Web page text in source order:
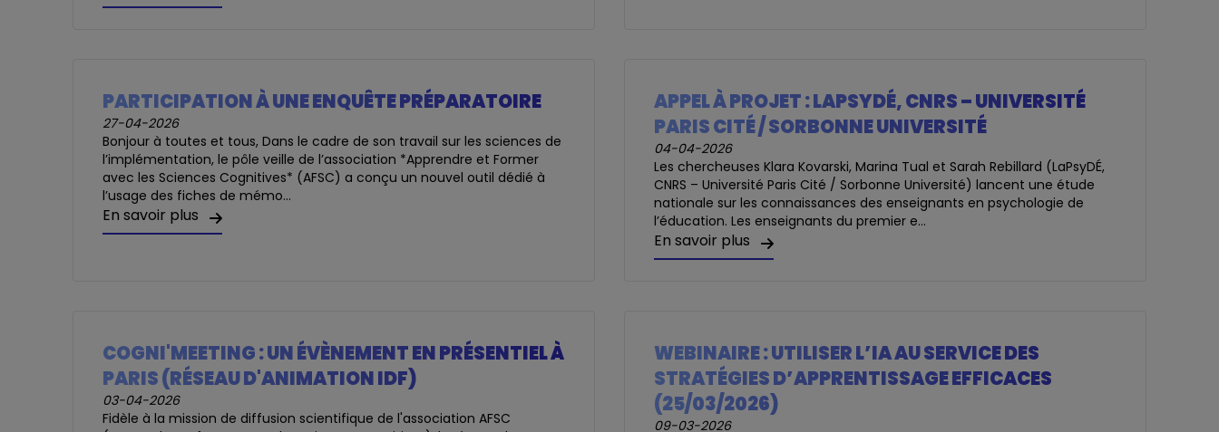
PARTICIPATION À UNE ENQUÊTE PRÉPARATOIRE
27-04-2026
Bonjour à toutes et tous, Dans le cadre de son travail sur les sciences de
l’implémentation, le pôle veille de l’association *Apprendre et Former
avec les Sciences Cognitives* (AFSC) a conçu un nouvel outil dédié à
l’usage des fiches de mémo...
En savoir plus
APPEL À PROJET : LAPSYDÉ, CNRS – UNIVERSITÉ
PARIS CITÉ / SORBONNE UNIVERSITÉ
04-04-2026
Les chercheuses Klara Kovarski, Marina Tual et Sarah Rebillard (LaPsyDÉ,
CNRS – Université Paris Cité / Sorbonne Université) lancent une étude
nationale sur les connaissances des enseignants en psychologie de
l’éducation. Les enseignants du premier e...
En savoir plus
COGNI'MEETING : UN ÉVÈNEMENT EN PRÉSENTIEL À
PARIS (RÉSEAU D'ANIMATION IDF)
03-04-2026
Fidèle à la mission de diffusion scientifique de l'association AFSC
WEBINAIRE : UTILISER L’IA AU SERVICE DES
STRATÉGIES D’APPRENTISSAGE EFFICACES
(25/03/2026)
09-03-2026